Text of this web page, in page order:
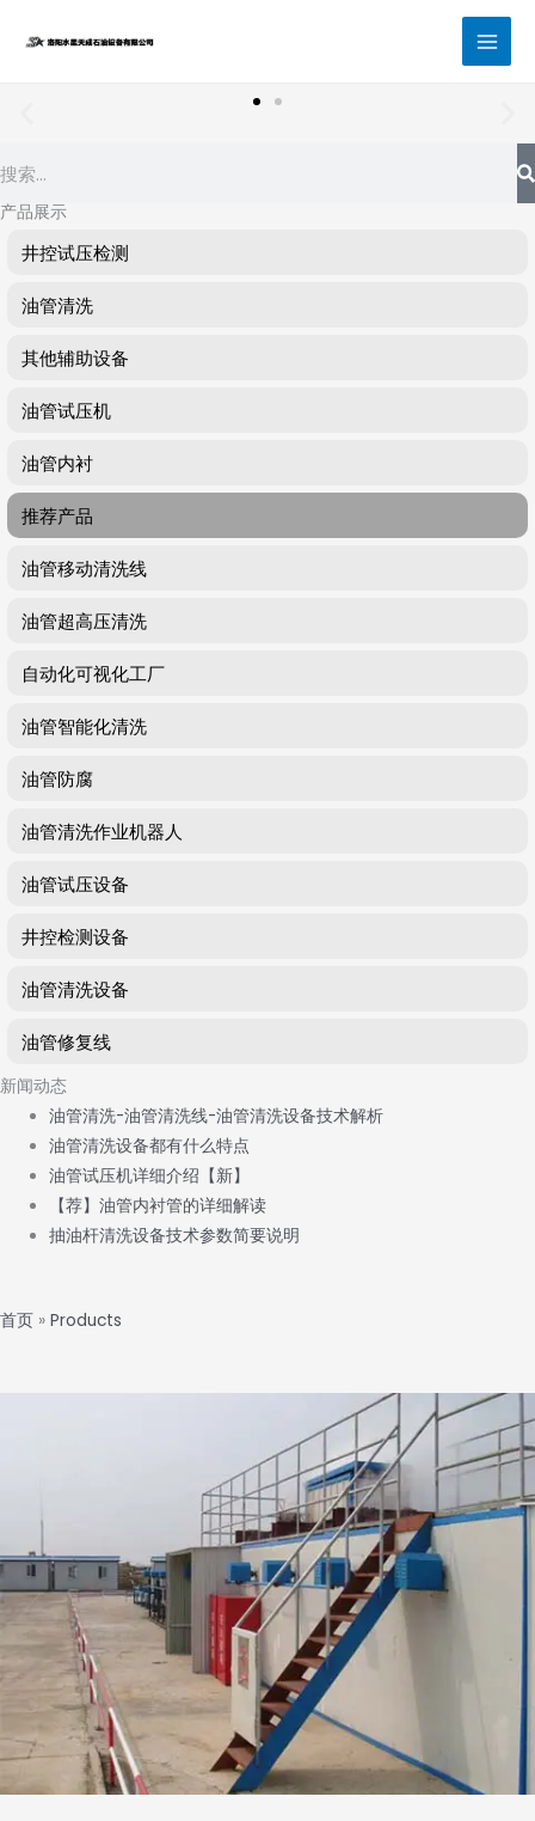
产品展示
井控试压检测
油管清洗
其他辅助设备
油管试压机
油管内衬
推荐产品
油管移动清洗线
油管超高压清洗
自动化可视化工厂
油管智能化清洗
油管防腐
油管清洗作业机器人
油管试压设备
井控检测设备
油管清洗设备
油管修复线
新闻动态
油管清洗-油管清洗线-油管清洗设备技术解析
油管清洗设备都有什么特点
油管试压机详细介绍【新】
【荐】油管内衬管的详细解读
抽油杆清洗设备技术参数简要说明
首页 » Products